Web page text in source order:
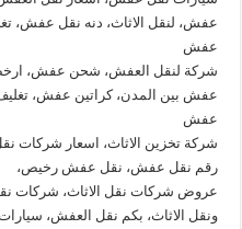
عفش، لنقل الاثاث، دنه نقل عفش،
عفش
شركة لنقل العفش، شحن عفش،
عفش بين المدن، كراتين عفش،
عفش
شركة تخزين الاثاث، اسعار شركات
رقم نقل عفش، نقل عفش رخيص،
عروض شركات نقل الاثاث، شركات
ونقل الاثاث، بكم نقل العفش،